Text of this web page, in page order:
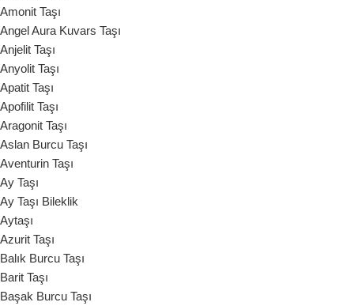
Amonit Taşı
Angel Aura Kuvars Taşı
Anjelit Taşı
Anyolit Taşı
Apatit Taşı
Apofilit Taşı
Aragonit Taşı
Aslan Burcu Taşı
Aventurin Taşı
Ay Taşı
Ay Taşı Bileklik
Aytaşı
Azurit Taşı
Balık Burcu Taşı
Barit Taşı
Başak Burcu Taşı